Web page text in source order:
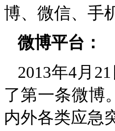
博、微信、手
微博平台：
2013年4月
了第一条微博
内外各类应急